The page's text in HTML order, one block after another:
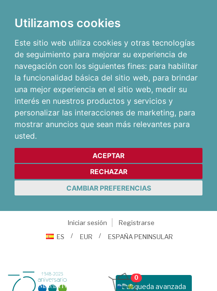
Utilizamos cookies
Este sitio web utiliza cookies y otras tecnologías
de seguimiento para mejorar su experiencia de
navegación con los siguientes fines: para habilitar
la funcionalidad básica del sitio web, para brindar
una mejor experiencia en el sitio web, medir su
interés en nuestros productos y servicios y
personalizar las interacciones de marketing, para
mostrar anuncios que sean más relevantes para
usted.
ACEPTAR
RECHAZAR
CAMBIAR PREFERENCIAS
Iniciar sesión
Registrarse
ES
EUR ESPAÑA PENINSULAR
Busqueda avanzada
0